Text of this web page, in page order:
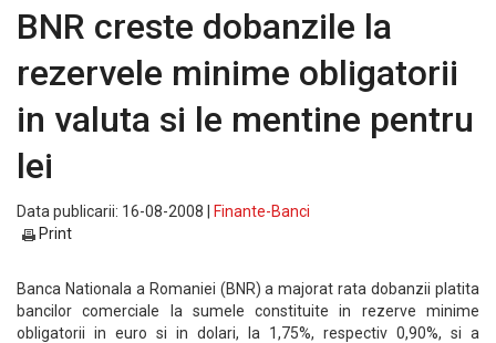
BNR creste dobanzile la
rezervele minime obligatorii
in valuta si le mentine pentru
lei
Data publicarii: 16-08-2008 |
Finante-Banci
Print
Banca Nationala a Romaniei (BNR) a majorat rata dobanzii platita
bancilor comerciale la sumele constituite in rezerve minime
obligatorii in euro si in dolari, la 1,75%, respectiv 0,90%, si a